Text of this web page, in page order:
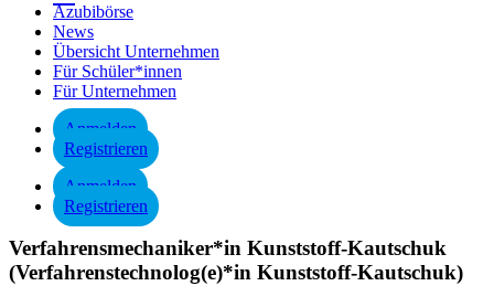
Azubibörse
News
Übersicht Unternehmen
Für Schüler*innen
Für Unternehmen
Anmelden
Registrieren
Anmelden
Registrieren
Verfahrensmechaniker*in Kunststoff-Kautschuk
(Verfahrenstechnolog(e)*in Kunststoff-Kautschuk)